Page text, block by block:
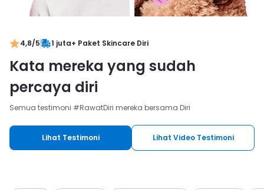
4,8/5 1 juta+ Paket Skincare Diri
Kata mereka yang sudah
percaya diri
Semua testimoni #RawatDiri mereka bersama Diri
Lihat Testimoni Lihat Video Testimoni